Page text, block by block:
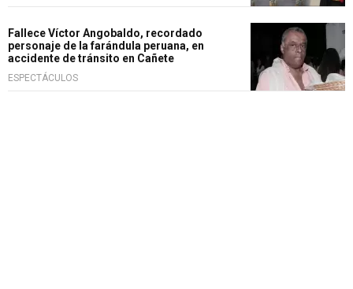
Fallece Víctor Angobaldo, recordado
personaje de la farándula peruana, en
accidente de tránsito en Cañete
ESPECTÁCULOS